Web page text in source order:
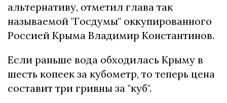
альтернативу, отметил глава так
называемой "Госдумы" оккупированного
Россией Крыма Владимир Константинов.
Если раньше вода обходилась Крыму в
шесть копеек за кубометр, то теперь цена
составит три гривны за "куб".